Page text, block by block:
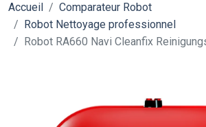
Accueil
Comparateur Robot
Robot Nettoyage professionnel
Robot RA660 Navi Cleanfix